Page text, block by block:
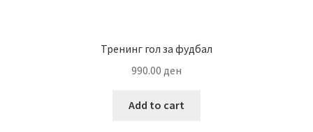
Тренинг гол за фудбал
990.00 ден
Add to cart